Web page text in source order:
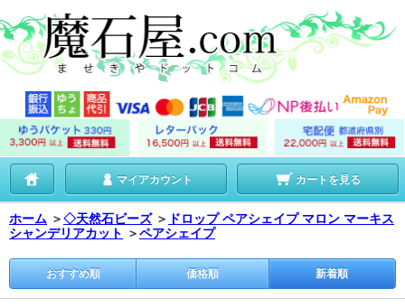
マイアカウント カートを見る
ホーム ＞◇天然石ビーズ ＞ ドロップ ペアシェイプ マロン マーキス
シャンデリアカット ＞ペアシェイプ
おすすめ順 価格順 新着順